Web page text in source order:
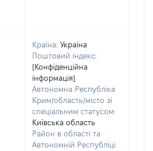
Країна: Україна
Поштовий індекс:
[Конфіденційна
інформація]
Автономна Республіка
Крим/область/місто зі
спеціальним статусом:
Київська область
Район в області та
Автономній Республіці